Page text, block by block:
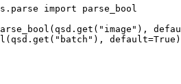
import parse_bool
(qsd. get ( " image " ) ,
(qsd. get ( " batch " ) , default=True )